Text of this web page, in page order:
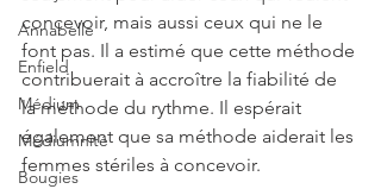
Annabelle
Enfield
Médium
Médiumnité
Bougies
concevoir, mais aussi ceux qui ne le
font pas. Il a estimé que cette méthode
contribuerait à accroître la fiabilité de
la méthode du rythme. Il espérait
également que sa méthode aiderait les
femmes stériles à concevoir.